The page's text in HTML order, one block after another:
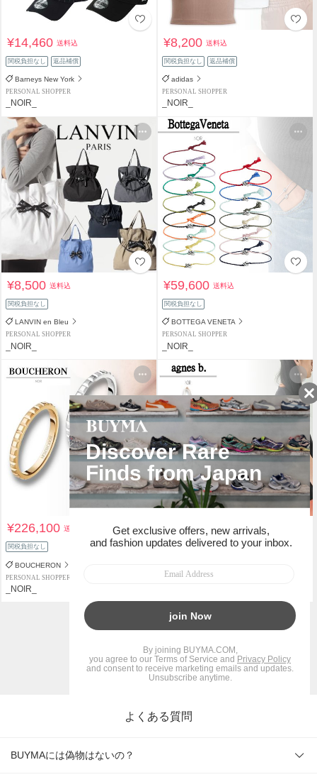
¥14,460送料込
関税負担なし 返品補償
Barneys New York
PERSONAL SHOPPER
_NOIR_
¥8,200送料込
関税負担なし 返品補償
adidas
PERSONAL SHOPPER
_NOIR_
¥8,500送料込
関税負担なし
LANVIN en Bleu
PERSONAL SHOPPER
_NOIR_
¥59,600送料込
関税負担なし
BOTTEGA VENETA
PERSONAL SHOPPER
_NOIR_
¥226,100送料込
関税負担なし
BOUCHERON
PERSONAL SHOPPER
_NOIR_
¥15,500送料込
関税負担なし
PERSONAL SHOPPER
15
BUYMAトップ
よくある質問
BUYMAには偽物はないの？